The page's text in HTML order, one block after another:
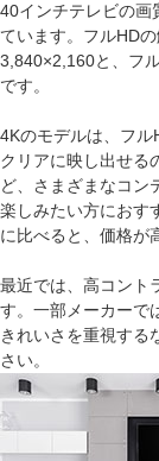
40インチテレビの画
ています。フルHD
3,840×2,160と、フ
です。
4Kのモデルは、フ
クリアに映し出せる
ど、さまざまなコン
楽しみたい方におす
に比べると、価格が
最近では、高コント
す。一部メーカーで
きれいさを重視する
さい。